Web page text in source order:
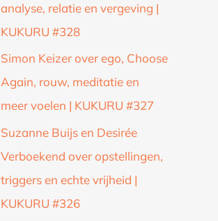
analyse, relatie en vergeving |
KUKURU #328
Simon Keizer over ego, Choose
Again, rouw, meditatie en
meer voelen | KUKURU #327
Suzanne Buijs en Desirée
Verboekend over opstellingen,
triggers en echte vrijheid |
KUKURU #326